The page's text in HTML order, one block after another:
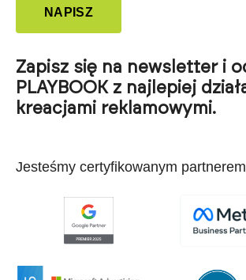
NAPISZ
Zapisz się na newsletter i
PLAYBOOK z najlepiej
kreacjami reklamowymi.
Jesteśmy certyfikowanym partnerem